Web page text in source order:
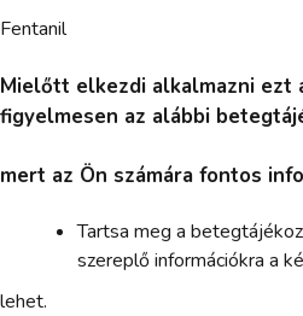
Fentanil
Mielőtt elkezdi alkalmazni ezt
figyelmesen az alábbi
mert az Ön számára fontos
Tartsa meg a
szereplő információkra a
lehet.